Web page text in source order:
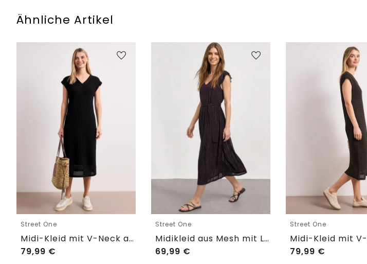
Ähnliche Artikel
Street One
Midi-Kleid mit V-Neck aus Spitze
79,99 €
Street One
Midikleid aus Mesh mit Leo-Print
69,99 €
Street One
79,99 €